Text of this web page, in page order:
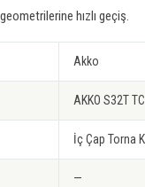
hızlı geçiş.
Akko
AKKO S32T
İç Çap Torna
—